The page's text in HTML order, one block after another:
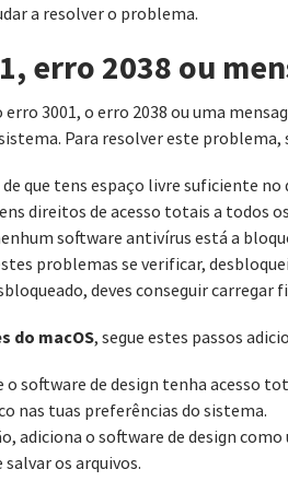
a resolver o problema.
erro 2038 ou
3001, o erro 2038 ou uma
Para resolver este problema,
que tens espaço livre suficiente no
direitos de acesso totais a todos
software antivírus está a
problemas se verificar,
deves conseguir
do macOS, segue estes passos
o software de design tenha acesso
nas tuas preferências do sistema.
adiciona o software de design
salvar os arquivos.